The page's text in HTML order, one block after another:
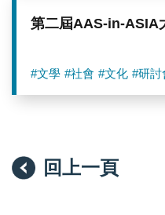
第二屆AAS-in-ASIA
#文學 #社會 #文化 #研討
回上一頁